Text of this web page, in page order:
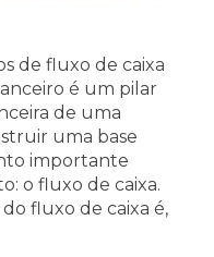
de fluxo de caixa
é um pilar
de uma
uma base
importante
o fluxo de caixa.
fluxo de caixa é,